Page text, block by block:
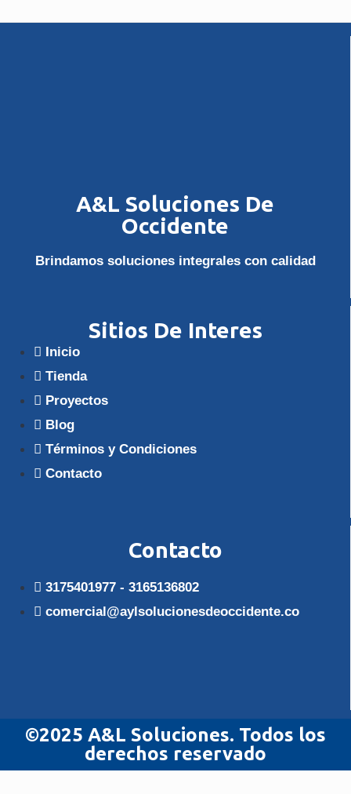
A&L Soluciones De
Occidente
Brindamos soluciones integrales con calidad
Sitios De Interes
Inicio
Tienda
Proyectos
Blog
Términos y Condiciones
Contacto
Contacto
3175401977 - 3165136802
comercial@aylsolucionesdeoccidente.co
©2025 A&L Soluciones. Todos los
derechos reservado